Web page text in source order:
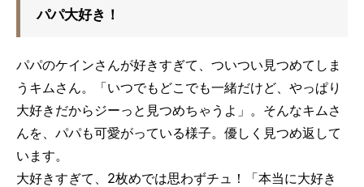
パパ大好き！
パパのケインさんが好きすぎて、ついつい見つめてしま
うキムさん。「いつでもどこでも一緒だけど、やっぱり
大好きだからジーっと見つめちゃうよ」。そんなキムさ
んを、パパも可愛がっている様子。優しく見つめ返して
います。
大好きすぎて、2枚めでは思わずチュ！「本当に大好き